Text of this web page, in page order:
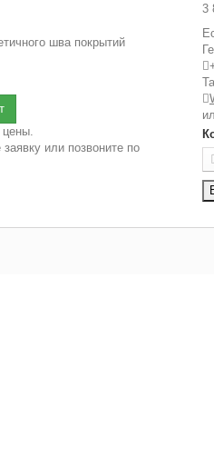
шва покрытий
цены.
или позвоните по
3
